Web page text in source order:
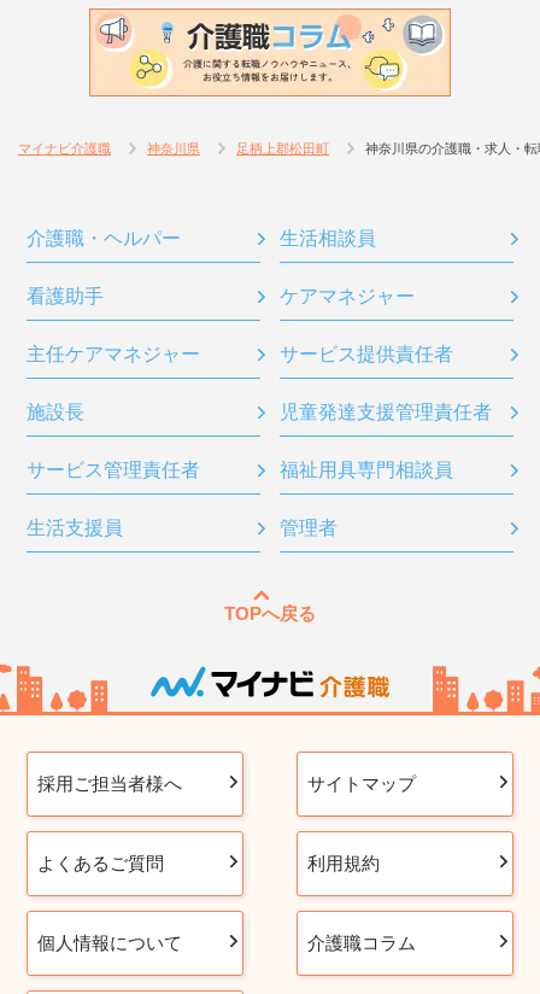
マイナビ介護職 神奈川県 足柄上郡松田町 神奈川県の介護職・求人・
介護職・ヘルパー 生活相談員
看護助手 ケアマネジャー
主任ケアマネジャー サービス提供責任者
施設長 児童発達支援管理責任者
サービス管理責任者 福祉用具専門相談員
生活支援員 管理者
TOPへ戻る
採用ご担当者様へ サイトマップ
よくあるご質問 利用規約
個人情報について 介護職コラム